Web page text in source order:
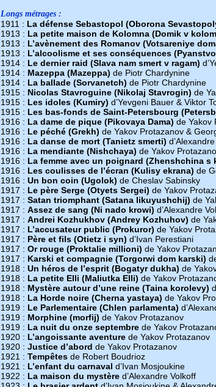
Longs métrages :
1911 : La défense Sebastopol (Oborona
1913 : La petite maison de Kolomna (Domik v
1913 : L’avènement des Romanov (Votsareniye
1913 : L’alcoolisme et ses conséquences
1914 : Le dernier raid (Slava nam smert v ragam)
1914 : Mazeppa (Mazeppa) de Piotr Chardynine
1914 : La ballade (Sorvanetch) de Piotr Chardynine
1915 : Nicolas Stavroguine (Nikolaj Stavrogin) de
1915 : Les idoles (Kumiry) d’Yevgeni Bauer & Viktor
1915 : Les bas-fonds de Saint-Petersbourg
1916 : La dame de pique (Pikovaya Dama) de Yakov
1916 : Le péché (Grekh) de Yakov Protazanov &
1916 : La danse de mort (Tanietz smerti)
1916 : La mendiante (Nishchaya) de Yakov
1916 : La femme avec un poignard (Zhenshchina s
1916 : Les coulisses de l’écran (Kulisy ekrana) de
1916 : Un bon coin (Ugolok) de Cheslav Sabinsky
1917 : Le père Serge (Otyets Sergei) de Yakov
1917 : Satan triomphant (Satana likuyushchij) de
1917 : Assez de sang (Ni nado krowi) d’Alexandre
1917 : Andrei Kozhukhov (Andrey Kozhuhov) de
1917 : L’accusateur public (Prokuror) de Yakov
1917 : Père et fils (Otietz i syn) d’Ivan Perestiani
1917 : Or rouge (Proktalie millioni) de Yakov
1917 : Karski et compagnie (Torgorwi dom karski)
1918 : Un héros de l’esprit (Bogatyr dukha) de
1918 : La petite Elli (Maliutka Elli) de Yakov
1918 : Mystère autour d’une reine (Taina korolevy)
1918 : La Horde noire (Cherna yastaya) de Yakov
1919 : Le Parlementaire (Chlen parlamenta)
1919 : Morphine (morfij) de Yakov Protazanov
1919 : La nuit du onze septembre de Yakov
1920 : L’angoissante aventure de Yakov Protazanov
1920 : Justice d’abord de Yakov Protazanov
1921 : Tempêtes de Robert Boudrioz
1921 : L’enfant du carnaval d’Ivan Mosjoukine
1922 : La maison du mystère d’Alexandre Volkoff